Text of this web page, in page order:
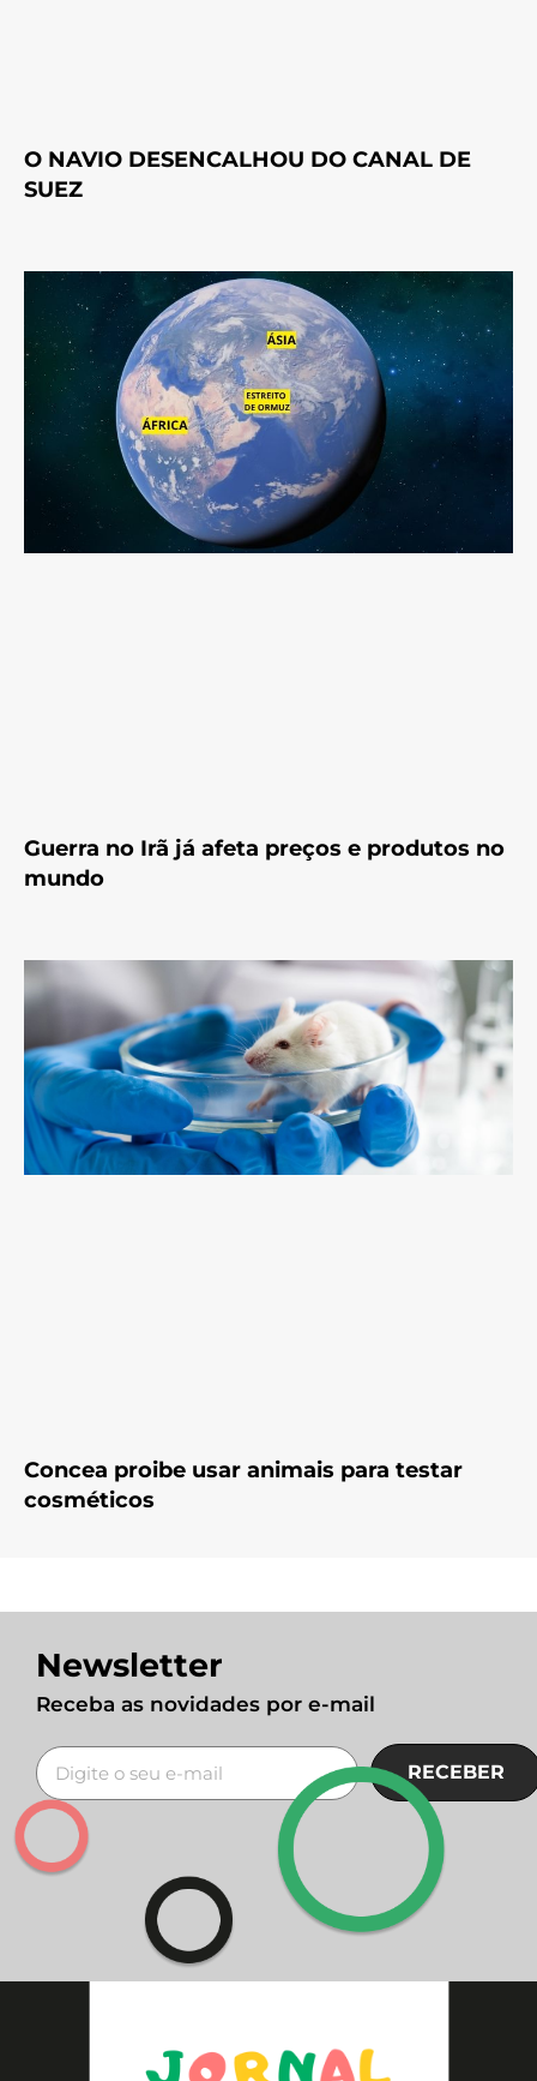
O NAVIO DESENCALHOU DO CANAL DE
SUEZ
Guerra no Irã já afeta preços e produtos no
mundo
Concea proibe usar animais para testar
cosméticos
Newsletter
Receba as novidades por e-mail
RECEBER